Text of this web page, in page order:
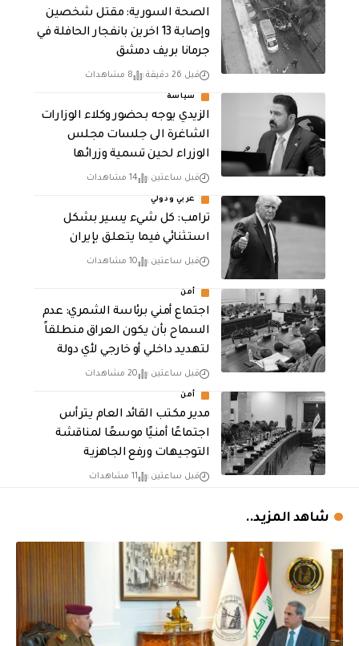
الصحة السورية: مقتل شخصين
وإصابة 13 اخرين بانفجار الحافلة في
جرمانا بريف دمشق
قبل 26 دقيقة 8 مشاهدات
سياسة
الزيدي يوجه بحضور وكلاء الوزارات
الشاغرة الى جلسات مجلس
الوزراء لحين تسمية وزرائها
قبل ساعتين 14 مشاهدات
عربي ودولي
ترامب: كل شيء يسير بشكل
استثنائي فيما يتعلق بإيران
قبل ساعتين 10 مشاهدات
أمن
اجتماع أمني برئاسة الشمري: عدم
السماح بأن يكون العراق منطلقاً
لتهديد داخلي أو خارجي لأي دولة
قبل ساعتين 20 مشاهدات
أمن
مدير مكتب القائد العام يترأس
اجتماعًا أمنيًا موسعًا لمناقشة
التوجيهات ورفع الجاهزية
قبل ساعتين 11 مشاهدات
شاهد المزيد..